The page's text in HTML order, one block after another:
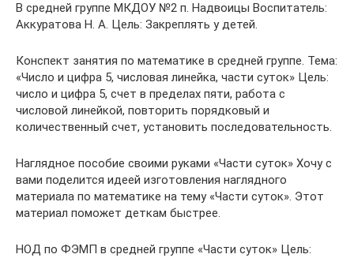
В средней группе МКДОУ №2 п. Надвоицы Воспитатель:
Аккуратова Н. А. Цель: Закреплять у детей.
Конспект занятия по математике в средней группе. Тема:
«Число и цифра 5, числовая линейка, части суток» Цель:
число и цифра 5, счет в пределах пяти, работа с
числовой линейкой, повторить порядковый и
количественный счет, установить последовательность.
Наглядное пособие своими руками «Части суток» Хочу с
вами поделится идеей изготовления наглядного
материала по математике на тему «Части суток». Этот
материал поможет деткам быстрее.
НОД по ФЭМП в средней группе «Части суток» Цель: